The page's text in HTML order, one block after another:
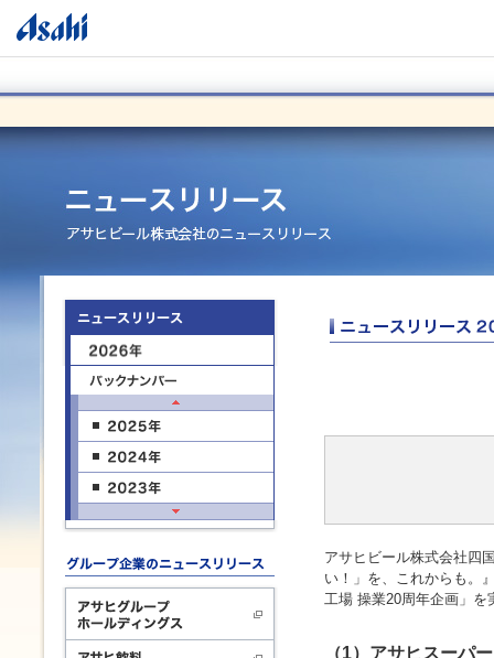
アサヒビール株式会社四
い！」を、これからも。
工場 操業20周年企画」を
（1）アサヒスーパ